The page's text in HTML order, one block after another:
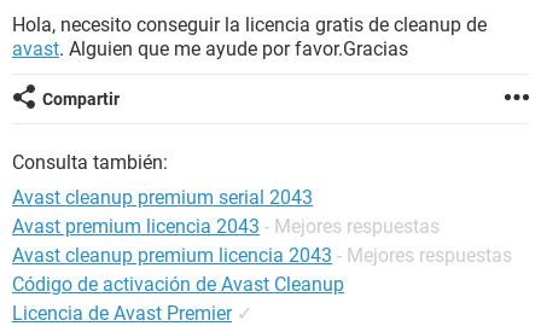
Hola, necesito conseguir la licencia gratis de cleanup de
avast. Alguien que me ayude por favor.Gracias
Compartir
Consulta también:
Avast cleanup premium serial 2043
Avast premium licencia 2043 - Mejores respuestas
Avast cleanup premium licencia 2043 - Mejores respuestas
Código de activación de Avast Cleanup
Licencia de Avast Premier ✓